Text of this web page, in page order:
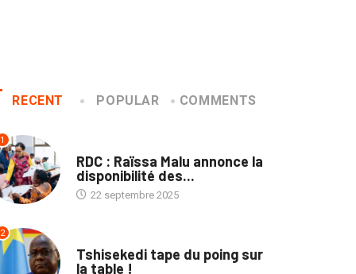
RECENT POPULAR COMMENTS
1
RDC : Raïssa Malu annonce la
disponibilité des...
22 septembre 2025
2
Tshisekedi tape du poing sur
la table !